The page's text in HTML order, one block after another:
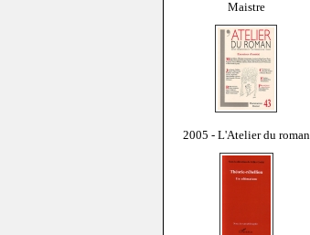
Maistre
2005 - L'Atelier du roman